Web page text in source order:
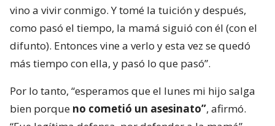
vino a vivir conmigo. Y tomé la tuición y después,
como pasó el tiempo, la mamá siguió con él (con el
difunto). Entonces vine a verlo y esta vez se quedó
más tiempo con ella, y pasó lo que pasó”.
Por lo tanto, “esperamos que el lunes mi hijo salga
bien porque no cometió un asesinato”, afirmó.